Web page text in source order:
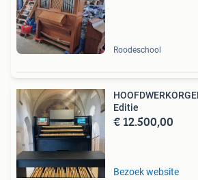
Roodeschool
Editie
€ 12.500,00
Bezoek website